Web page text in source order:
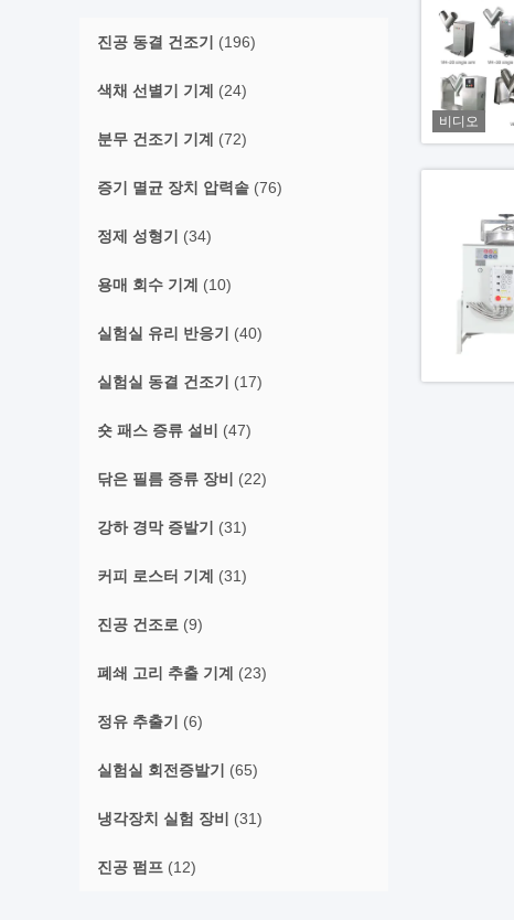
진공 동결 건조기 (196)
색채 선별기 기계 (24)
분무 건조기 기계 (72)
증기 멸균 장치 압력솥 (76)
정제 성형기 (34)
용매 회수 기계 (10)
실험실 유리 반응기 (40)
실험실 동결 건조기 (17)
숏 패스 증류 설비 (47)
닦은 필름 증류 장비 (22)
강하 경막 증발기 (31)
커피 로스터 기계 (31)
진공 건조로 (9)
폐쇄 고리 추출 기계 (23)
정유 추출기 (6)
실험실 회전증발기 (65)
냉각장치 실험 장비 (31)
진공 펌프 (12)
비디오